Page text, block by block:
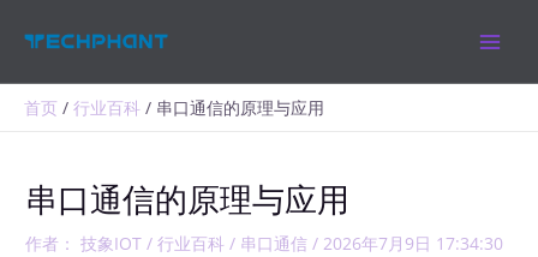
首页 行业百科 串口通信的原理与应用
串口通信的原理与应用
作者： 技象IOT/行业百科 / 串口通信 /2026年7月9日 17:34:30